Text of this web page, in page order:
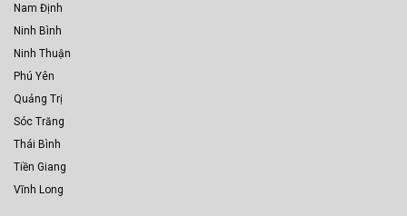
Nam Định
Ninh Bình
Ninh Thuận
Phú Yên
Quảng Trị
Sóc Trăng
Thái Bình
Tiền Giang
Vĩnh Long